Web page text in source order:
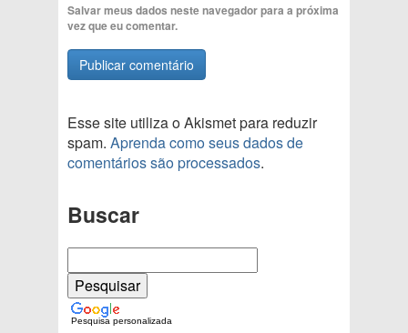
Salvar meus dados neste navegador para a próxima
vez que eu comentar.
Esse site utiliza o Akismet para reduzir
spam. Aprenda como seus dados de
comentários são processados.
Buscar
Pesquisa personalizada